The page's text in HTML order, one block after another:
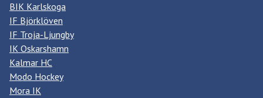
BIK Karlskoga
IF Björklöven
IF Troja-Ljungby
IK Oskarshamn
Kalmar HC
Modo Hockey
Mora IK